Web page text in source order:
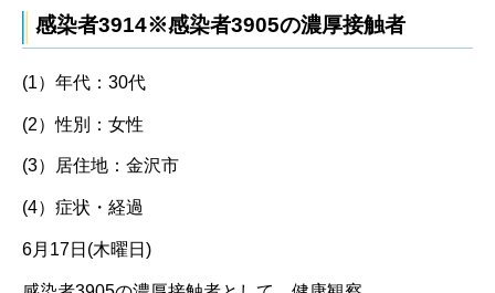
感染者3914※感染者3905の濃厚接触者
(1）年代：30代
(2）性別：女性
(3）居住地：金沢市
(4）症状・経過
6月17日(木曜日)